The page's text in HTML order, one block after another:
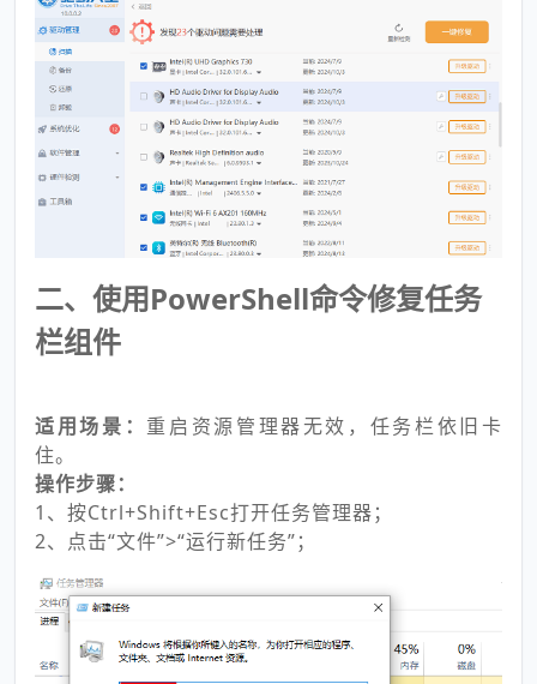
二、使用PowerShell命令修复任务
栏组件
适用场景： 重启资源管理器无效，任务栏依旧卡
住。
操作步骤：
1、按Ctrl+Shift+Esc打开任务管理器；
2、点击“文件”>“运行新任务”；